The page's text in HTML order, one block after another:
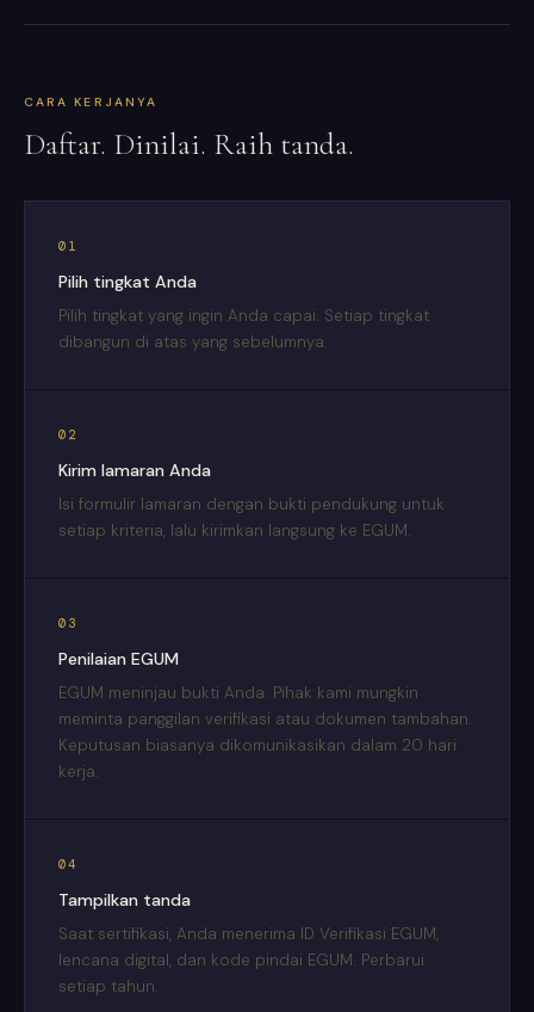
CARA KERJANYA
Daftar. Dinilai. Raih tanda.
01
Pilih tingkat Anda
Pilih tingkat yang ingin Anda capai. Setiap tingkat
dibangun di atas yang sebelumnya.
02
Kirim lamaran Anda
Isi formulir lamaran dengan bukti pendukung untuk
setiap kriteria, lalu kirimkan langsung ke EGUM.
03
Penilaian EGUM
EGUM meninjau bukti Anda. Pihak kami mungkin
meminta panggilan verifikasi atau dokumen tambahan.
Keputusan biasanya dikomunikasikan dalam 20 hari
kerja.
04
Tampilkan tanda
Saat sertifikasi, Anda menerima ID Verifikasi EGUM,
lencana digital, dan kode pindai EGUM. Perbarui
setiap tahun.